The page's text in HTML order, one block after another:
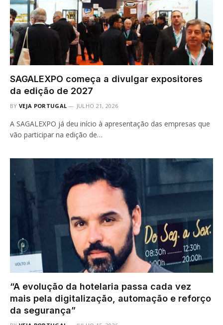
SAGALEXPO começa a divulgar expositores
da edição de 2027
BY VEJA PORTUGAL JULHO 21, 2026
A SAGALEXPO já deu início à apresentação das empresas que
vão participar na edição de…
“A evolução da hotelaria passa cada vez
mais pela digitalização, automação e reforço
da segurança”